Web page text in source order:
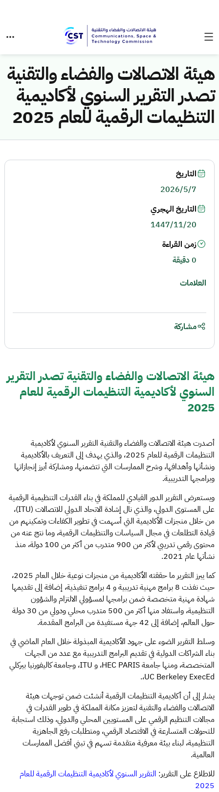
هيئة الاتصالات والفضاء والتقنية
تصدر التقرير السنوي لأكاديمية
التنظيمات الرقمية للعام 2025
هيئة الاتصالات والفضاء والتقنية تصدر التقرير
السنوي لأكاديمية التنظيمات الرقمية للعام
2025
أصدرت هيئة الاتصالات والفضاء والتقنية التقرير السنوي لأكاديمية
التنظيمات الرقمية للعام 2025، والذي يهدف إلى التعريف بالأكاديمية
ونشأتها وأهدافها، وشرح الممارسات التي تتضمنها، ومشاركة أبرز إنجازاتها
وبرامجها التدريبية.
ويستعرض التقرير الدور القيادي للمملكة في بناء القدرات التنظيمية الرقمية
على المستوى الدولي، والذي نال إشادة الاتحاد الدولي للاتصالات (ITU)،
من خلال منجزات الأكاديمية التي أسهمت في تطوير الكفاءات وتمكينهم من
قيادة التطلعات في مجال السياسات والتنظيمات الرقمية، وما نتج عنه من
محتوى رقمي تدريبي لأكثر من 900 متدرب من أكثر من 100 دولة، منذ
نشأتها عام 2021.
كما يبرز التقرير ما حققته الأكاديمية من منجزات نوعية خلال العام 2025،
حيث نفذت 8 برامج مهنية تدريبية و 4 برامج تنفيذية، إضافة إلى تقديمها
شهادة مهنية متخصصة ضمن برامجها لمسؤولي الالتزام والشؤون
التنظيمية، واستفاد منها أكثر من 500 متدرب محلي ودولي من 30 دولة
حول العالم، إضافة إلى 42 جهة مستفيدة من البرامج المقدمة.
وسلط التقرير الضوء على جهود الأكاديمية المبذولة خلال العام الماضي في
بناء الشراكات الدولية في تقديم البرامج التدريبية مع عدد من الجهات
المتخصصة، ومنها جامعة HEC PARIS، و ITU، وجامعة كاليفورنيا بيركلي
UC Berkeley ExecEd،.
يشار إلى أن أكاديمية التنظيمات الرقمية أنشئت ضمن توجهات هيئة
الاتصالات والفضاء والتقنية لتعزيز مكانة المملكة في طوير القدرات في
مجالات التنظيم الرقمي على المستويين المحلي والدولي، وذلك استجابة
للتحولات المتسارعة في الاقتصاد الرقمي، ومتطلبات رفع الجاهزية
التنظيمية، لبناء بيئة معرفية متقدمة تسهم في تبني أفضل الممارسات
العالمية.
للاطلاع على التقرير: التقرير السنوي لأكاديمية التنظيمات الرقمية للعام
2025
التاريخ
2026/5/7
التاريخ الهجري
1447/11/20
زمن القراءة
0 دقيقة
العلامات
مشاركة